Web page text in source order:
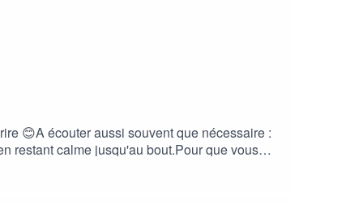
😊A écouter aussi souvent que nécessaire :
restant calme jusqu'au bout.Pour que vous
pouvez laisser un commentaire ICI, pour
conseils anti-stress ici :